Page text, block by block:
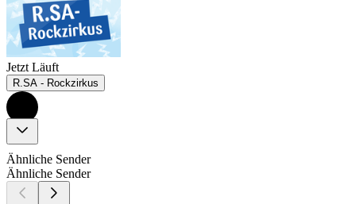
Jetzt Läuft
R.SA - Rockzirkus
Ähnliche Sender
Ähnliche Sender